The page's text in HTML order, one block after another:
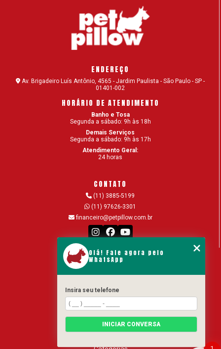
ENDEREÇO
Av. Brigadeiro Luís Antônio, 4565 - Jardim Paulista - São Paulo - SP -
01401-002
HORÁRIO DE ATENDIMENTO
Banho e Tosa
Segunda a sábado: 9h às 18h
Demais Serviços
Segunda a sábado: 9h às 17h
Atendimento Geral:
24 horas
CONTATO
(11) 3885-5199
(11) 97626-3301
financeiro@petpillow.com.br
MENU
Serviços
Equipe
Blog
Olá! Fale agora pelo
WhatsApp
Insira seu telefone
INICIAR CONVERSA